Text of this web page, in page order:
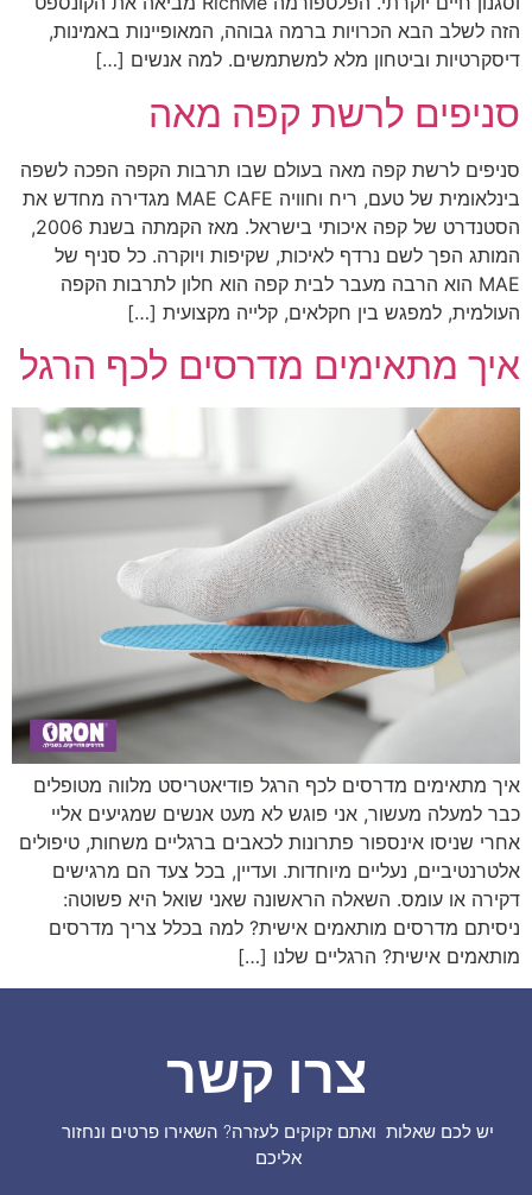
הזה לשלב הבא הכרויות ברמה גבוהה, המאופיינות באמינות,
דיסקרטיות וביטחון מלא למשתמשים. למה אנשים […]
סניפים לרשת קפה מאה
סניפים לרשת קפה מאה בעולם שבו תרבות הקפה הפכה לשפה
בינלאומית של טעם, ריח וחוויה MAE CAFE מגדירה מחדש את
הסטנדרט של קפה איכותי בישראל. מאז הקמתה בשנת 2006,
המותג הפך לשם נרדף לאיכות, שקיפות ויוקרה. כל סניף של
MAE הוא הרבה מעבר לבית קפה הוא חלון לתרבות הקפה
העולמית, למפגש בין חקלאים, קלייה מקצועית […]
איך מתאימים מדרסים לכף הרגל
איך מתאימים מדרסים לכף הרגל פודיאטריסט מלווה מטופלים
כבר למעלה מעשור, אני פוגש לא מעט אנשים שמגיעים אליי
אחרי שניסו אינספור פתרונות לכאבים ברגליים משחות, טיפולים
אלטרנטיביים, נעליים מיוחדות. ועדיין, בכל צעד הם מרגישים
דקירה או עומס. השאלה הראשונה שאני שואל היא פשוטה:
ניסיתם מדרסים מותאמים אישית? למה בכלל צריך מדרסים
מותאמים אישית? הרגליים שלנו […]
צרו קשר
יש לכם שאלות ואתם זקוקים לעזרה? השאירו פרטים ונחזור
אליכם